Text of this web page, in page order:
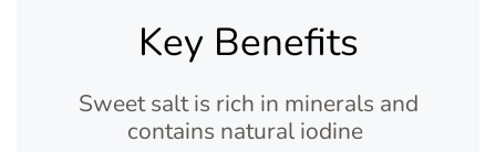
Key Benefits
Sweet salt is rich in minerals and
contains natural iodine